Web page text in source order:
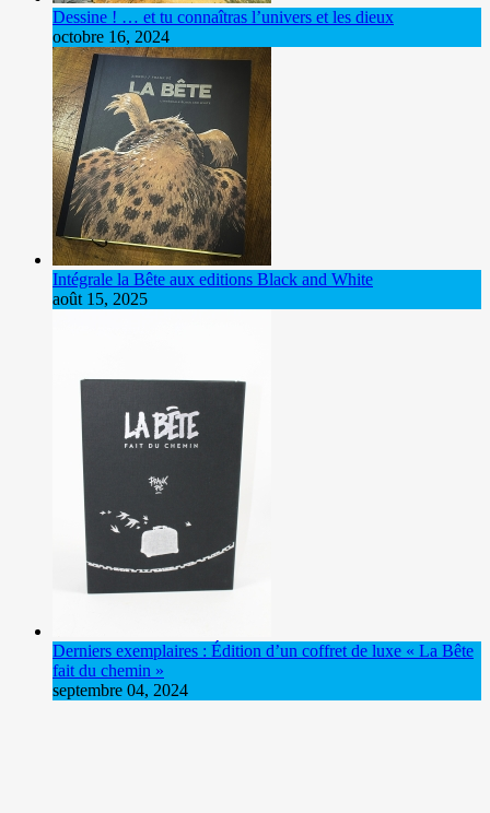
Dessine ! … et tu connaîtras l’univers et les dieux
octobre 16, 2024
Intégrale la Bête aux editions Black and White
août 15, 2025
Derniers exemplaires : Édition d’un coffret de luxe « La Bête
fait du chemin »
septembre 04, 2024